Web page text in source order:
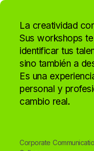
La creatividad
Sus workshops
identificar tus
sino también a
Es una
personal y
cambio real.
Corporate